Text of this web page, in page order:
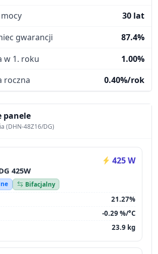
30 lat
gwarancji
87.4%
w 1. roku
1.00%
roczna
0.40%/rok
panele
(DHN-48Z16/DG)
425 W
425W
Bifacjalny
21.27%
-0.29 %/°C
23.9 kg